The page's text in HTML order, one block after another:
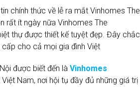
chính thức về lễ ra mắt Vinhomes The
rất ít ngày nữa Vinhomes The
thự được thiết kế tuyệt đẹp. Đây chắc
cho cả mọi gia đình Việt
được biết đến là Vinhomes
Nam, nơi hội tụ đầy đủ những giá trị